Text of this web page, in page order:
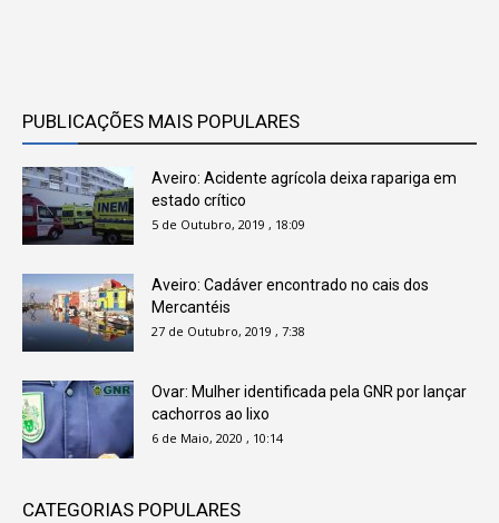
PUBLICAÇÕES MAIS POPULARES
Aveiro: Acidente agrícola deixa rapariga em
estado crítico
5 de Outubro, 2019 , 18:09
Aveiro: Cadáver encontrado no cais dos
Mercantéis
27 de Outubro, 2019 , 7:38
Ovar: Mulher identificada pela GNR por lançar
cachorros ao lixo
6 de Maio, 2020 , 10:14
CATEGORIAS POPULARES